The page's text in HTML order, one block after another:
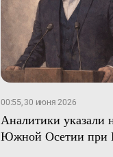
00:55, 30 июня 2026
Аналитики указали
Южной Осетии при